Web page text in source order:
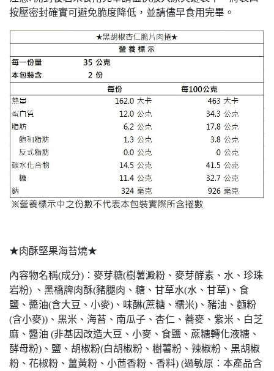
按壓密封確實可避免脆度降低，並請儘早食用完畢。
★肉酥堅果海苔燒★
內容物名稱(成分)：麥芽糖(樹薯澱粉、麥芽酵素、水、珍珠
岩粉) 、黑橋牌肉酥(豬腿肉、糖、甘草水(水、甘草)、食
鹽、醬油(含大豆、小麥)、味醂(蔗糖、糯米)、豬油、麵粉
(含小麥))、黑米、海苔、南瓜子、杏仁、蕎麥、紫米、白芝
麻、醬油 (非基因改造大豆、小麥、食鹽、蔗糖轉化液糖、
酵母粉)、鹽、胡椒粉(白胡椒粉、樹薯粉、辣椒粉、黑胡椒
粉、花椒粉、薑黃粉、小茴香粉、香料) (過敏原：本產品含